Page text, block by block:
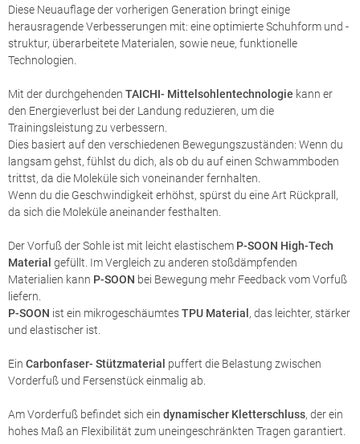
Diese Neuauflage der vorherigen Generation bringt einige
herausragende Verbesserungen mit: eine optimierte Schuhform und -
struktur, überarbeitete Materialen, sowie neue, funktionelle
Technologien.
Mit der durchgehenden TAICHI- Mittelsohlentechnologie kann er
den Energieverlust bei der Landung reduzieren, um die
Trainingsleistung zu verbessern.
Dies basiert auf den verschiedenen Bewegungszuständen: Wenn du
langsam gehst, fühlst du dich, als ob du auf einen Schwammboden
trittst, da die Moleküle sich voneinander fernhalten.
Wenn du die Geschwindigkeit erhöhst, spürst du eine Art Rückprall,
da sich die Moleküle aneinander festhalten.
Der Vorfuß der Sohle ist mit leicht elastischem P-SOON High-Tech
Material gefüllt. Im Vergleich zu anderen stoßdämpfenden
Materialien kann P-SOON bei Bewegung mehr Feedback vom Vorfuß
liefern.
P-SOON ist ein mikrogeschäumtesTPU Material , das leichter, stärker
und elastischer ist.
Ein Carbonfaser- Stützmaterial puffert die Belastung zwischen
Vorderfuß und Fersenstück einmalig ab.
Am Vorderfuß befindet sich ein dynamischer Kletterschluss, der ein
hohes Maß an Flexibilität zum uneingeschränkten Tragen garantiert.